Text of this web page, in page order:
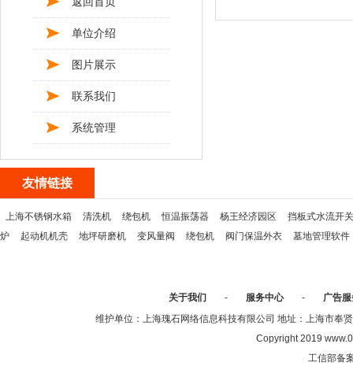
单位介绍
图片展示
联系我们
系统管理
友情链接
上海不锈钢水箱 清洗机 绕包机 恒温振荡器 杨王经济园区
挡板式水流开关
炉
起动机机壳 地坪研磨机 变风量阀 绕包机 阀门保温外衣 墓地管理软件
关于我们 - 服务中心 -
广告
维护单位：上海瑰石网络信息科技有限公司 地址：上海市
Copyright 2019
工信部备